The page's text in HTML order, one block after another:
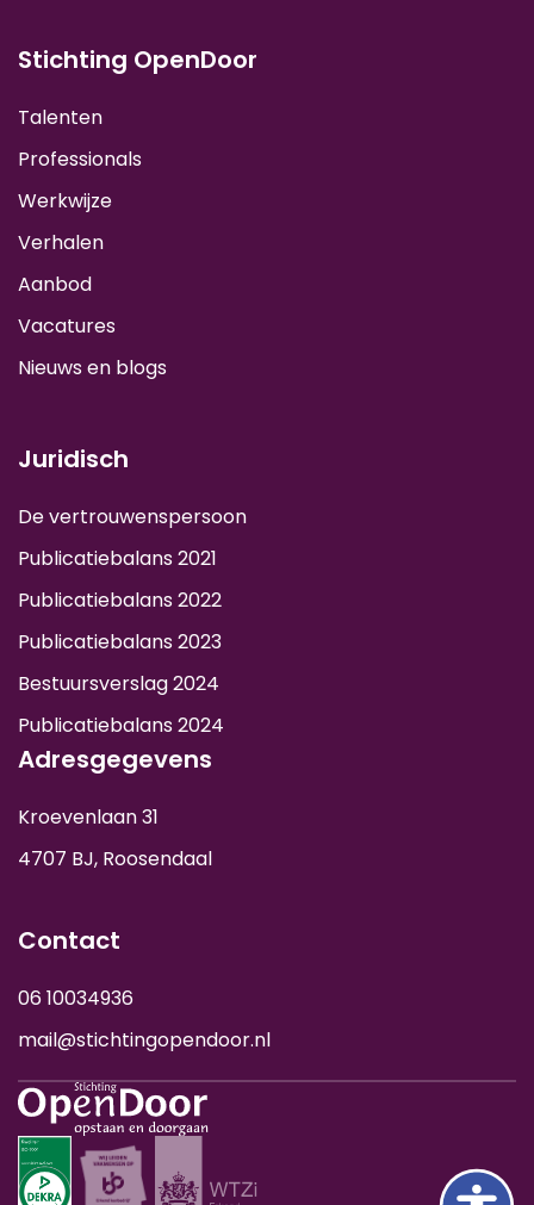
Stichting OpenDoor
Talenten
Professionals
Werkwijze
Verhalen
Aanbod
Vacatures
Nieuws en blogs
Juridisch
De vertrouwenspersoon
Publicatiebalans 2021
Publicatiebalans 2022
Publicatiebalans 2023
Bestuursverslag 2024
Publicatiebalans 2024
Adresgegevens
Kroevenlaan 31
4707 BJ, Roosendaal
Contact
06 10034936
mail@stichtingopendoor.nl